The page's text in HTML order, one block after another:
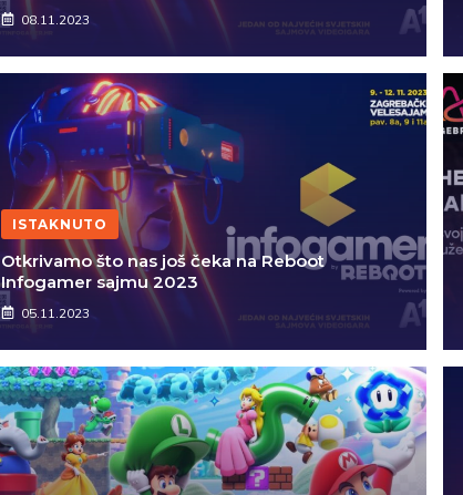
08.11.2023
ISTAKNUTO
Otkrivamo što nas još čeka na Reboot
Infogamer sajmu 2023
05.11.2023